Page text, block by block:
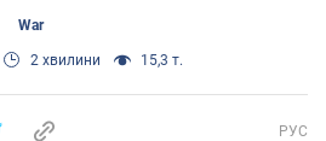
War
2 хвилини 15,3 т.
РУС